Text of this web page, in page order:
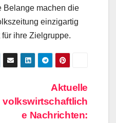
Belange machen die
einzigartig
ihre Zielgruppe.
Aktuelle
volkswirtschaftlich
e Nachrichten: